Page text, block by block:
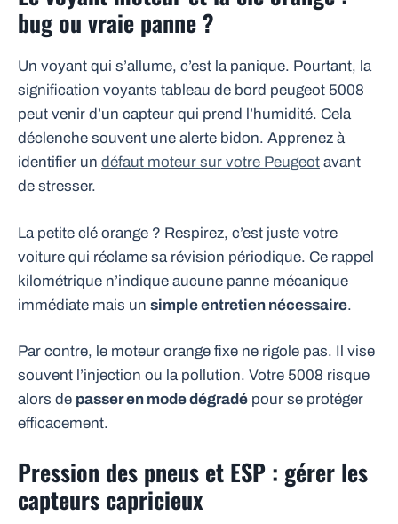
bug ou vraie panne ?
Un voyant qui s’allume, c’est la panique. Pourtant, la
signification voyants tableau de bord peugeot 5008
peut venir d’un capteur qui prend l’humidité. Cela
déclenche souvent une alerte bidon. Apprenez à
identifier un défaut moteur sur votre Peugeot avant
de stresser.
La petite clé orange ? Respirez, c’est juste votre
voiture qui réclame sa révision périodique. Ce rappel
kilométrique n’indique aucune panne mécanique
immédiate mais un simple entretien nécessaire.
Par contre, le moteur orange fixe ne rigole pas. Il vise
souvent l’injection ou la pollution. Votre 5008 risque
alors de passer en mode dégradé pour se protéger
efficacement.
Pression des pneus et ESP : gérer les
capteurs capricieux